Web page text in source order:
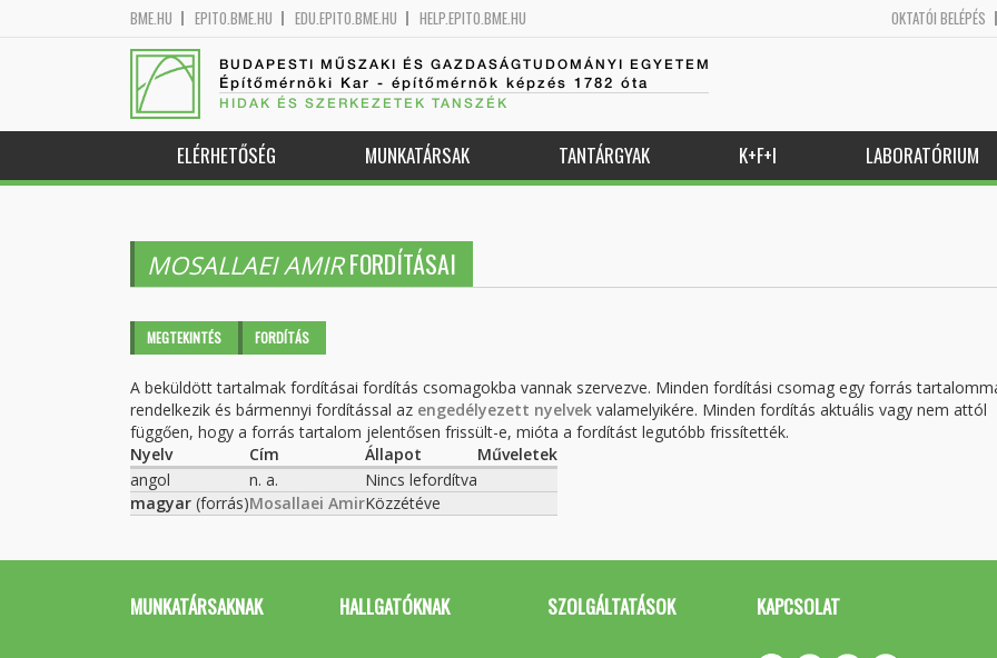
BME.HU EPITO.BME.HU EDU.EPITO.BME.HU HELP.EPITO.BME.HU OKTATÓI BELÉPÉS
BUDAPESTI MŰSZAKI ÉS GAZDASÁGTUDOMÁNYI EGYETEM
Építőmérnöki Kar - építőmérnök képzés 1782 óta
HIDAK ÉS SZERKEZETEK TANSZÉK
ELÉRHETŐSÉG MUNKATÁRSAK TANTÁRGYAK K+F+I LABORATÓRIUM
MOSALLAEI AMIRFORDÍTÁSAI
Elsődleges fülek
MEGTEKINTÉS FORDÍTÁS
A beküldött tartalmak fordításai fordítás csomagokba vannak szervezve. Minden fordítási csomag egy forrás
rendelkezik és bármennyi fordítással az engedélyezett nyelvek valamelyikére. Minden fordítás aktuális vagy nem attól
függően, hogy a forrás tartalom jelentősen frissült-e, mióta a fordítást legutóbb frissítették.
Nyelv
Cím Állapot
Műveletek
angol
n. a.
Nincs lefordítva
magyar (forrás)Mosallaei AmirKözzétéve
MUNKATÁRSAKNAK HALLGATÓKNAK SZOLGÁLTATÁSOK KAPCSOLAT